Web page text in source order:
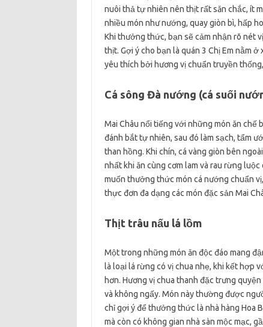
nuôi thả tự nhiên nên thịt rất săn chắc, ít
nhiều món như nướng, quay giòn bì, hấp
Khi thưởng thức, bạn sẽ cảm nhận rõ nét
thịt. Gợi ý cho bạn là quán 3 Chị Em nằm
yêu thích bởi hương vị chuẩn truyền
Cá sông Đà nướng (cá suối
Mai Châu nổi tiếng với những món ăn chế
đánh bắt tự nhiên, sau đó làm sạch, tẩm
than hồng. Khi chín, cá vàng giòn bên
nhất khi ăn cùng cơm lam và rau rừng
muốn thưởng thức món cá nướng chuẩn
thực đơn đa dạng các món đặc sản Mai
Thịt trâu nấu lá lồm
Một trong những món ăn độc đáo mang
là loại lá rừng có vị chua nhẹ, khi kết hợp
hơn. Hương vị chua thanh đặc trưng
và không ngấy. Món này thường được
chỉ gợi ý để thưởng thức là nhà hàng Hoa
mà còn có không gian nhà sàn mộc mạc,